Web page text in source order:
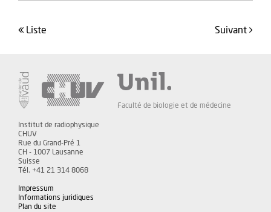
liste suivant
Faculté de biologie et de médecine
Institut de radiophysique
CHUV
Rue du Grand-Pré 1
CH - 1007 Lausanne
Suisse
Tél. +41 21 314 8068
Impressum
Informations juridiques
Plan du site